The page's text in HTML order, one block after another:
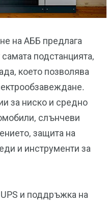
на АББ предлага
подстанцията,
което позволява
за ниско и средно
слънчеви
защита на
и инструменти за
и поддръжка на